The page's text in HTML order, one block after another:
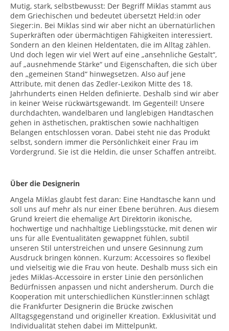
Mutig, stark, selbstbewusst: Der Begriff Miklas stammt aus
dem Griechischen und bedeutet übersetzt Held:in oder
Sieger:in. Bei Miklas sind wir aber nicht an übernatürlichen
Superkräften oder übermächtigen Fähigkeiten interessiert.
Sondern an den kleinen Heldentaten, die im Alltag zählen.
Und doch legen wir viel Wert auf eine „ansehnliche Gestalt“,
auf „ausnehmende Stärke“ und Eigenschaften, die sich über
den „gemeinen Stand“ hinwegsetzen. Also auf jene
Attribute, mit denen das Zedler-Lexikon Mitte des 18.
Jahrhunderts einen Helden definierte. Deshalb sind wir aber
in keiner Weise rückwärtsgewandt. Im Gegenteil! Unsere
durchdachten, wandelbaren und langlebigen Handtaschen
gehen in ästhetischen, praktischen sowie nachhaltigen
Belangen entschlossen voran. Dabei steht nie das Produkt
selbst, sondern immer die Persönlichkeit einer Frau im
Vordergrund. Sie ist die Heldin, die unser Schaffen antreibt.
Über die Designerin
Angela Miklas glaubt fest daran: Eine Handtasche kann und
soll uns auf mehr als nur einer Ebene berühren. Aus diesem
Grund kreiert die ehemalige Art Direktorin ikonische,
hochwertige und nachhaltige Lieblingsstücke, mit denen wir
uns für alle Eventualitäten gewappnet fühlen, subtil
unseren Stil unterstreichen und unsere Gesinnung zum
Ausdruck bringen können. Kurzum: Accessoires so flexibel
und vielseitig wie die Frau von heute. Deshalb muss sich ein
jedes Miklas-Accessoire in erster Linie den persönlichen
Bedürfnissen anpassen und nicht andersherum. Durch die
Kooperation mit unterschiedlichen Künstler:innen schlägt
die Frankfurter Designerin die Brücke zwischen
Alltagsgegenstand und origineller Kreation. Exklusivität und
Individualität stehen dabei im Mittelpunkt.